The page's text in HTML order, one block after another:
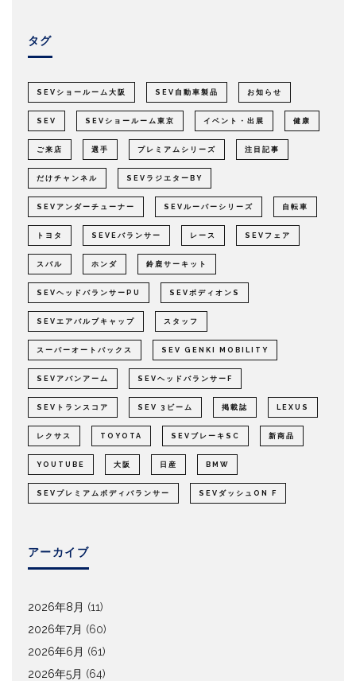
タグ
SEVショールーム大阪 SEV自動車製品 お知らせ
SEV SEVショールーム東京 イベント・出展 健康
ご来店 選手 プレミアムシリーズ 注目記事
だけチャンネル SEVラジエターBY
SEVアンダーチューナー SEVルーパーシリーズ 自転車
トヨタ SEVEバランサー レース SEVフェア
スバル ホンダ 鈴鹿サーキット
SEVヘッドバランサーPU SEVボディオンS
SEVエアバルブキャップ スタッフ
スーパーオートバックス SEV GENKI MOBILITY
SEVアバンアーム SEVヘッドバランサーF
SEVトランスコア SEV 3ビーム 掲載誌 LEXUS
レクサス TOYOTA SEVブレーキSC 新商品
YOUTUBE 大阪 日産 BMW
SEVプレミアムボディバランサー SEVダッシュON F
アーカイブ
2026年8月 (11)
2026年7月 (60)
2026年6月 (61)
2026年5月 (64)